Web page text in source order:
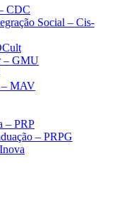
CDC
Social – Cis-
– GMU
– MAV
– PRP
– PRPG